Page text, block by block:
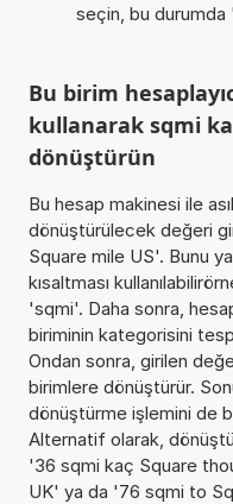
seçin, bu durumda '
Bu birim
kullanarak sqmi
dönüştürün
Bu hesap makinesi ile
dönüştürülecek değeri
Square mile US'. Bunu
kısaltması
'sqmi'. Daha sonra,
biriminin kategorisini
Ondan sonra, girilen
birimlere dönüştürür.
dönüştürme işlemini de
Alternatif olarak,
'36 sqmi kaç Square
UK' ya da '76 sqmi to